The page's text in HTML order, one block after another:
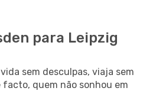
para Leipzig
sem desculpas, viaja sem
facto, quem não sonhou em